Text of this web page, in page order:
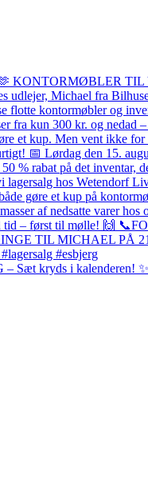
Sæt kryds i kalenderen!